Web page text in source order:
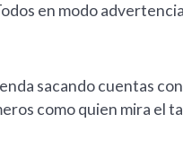
en modo
sacando cuentas
como quien mira el